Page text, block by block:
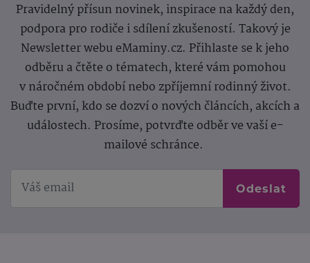
Pravidelný přísun novinek, inspirace na každý den,
podpora pro rodiče i sdílení zkušeností. Takový je
Newsletter webu eMaminy.cz. Přihlaste se k jeho
odběru a čtěte o tématech, které vám pomohou
v náročném období nebo zpříjemní rodinný život.
Buďte první, kdo se dozví o nových článcích, akcích a
událostech. Prosíme, potvrďte odběr ve vaší e-
mailové schránce.
Odeslat